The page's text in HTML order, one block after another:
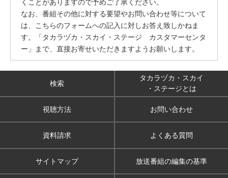
くことがありますので予めご了承ください。
なお、番組その他に対する要望やお問い合わせ等について
は、こちらのフォームへの記入に対しお答え致しかねま
す。「タカラヅカ・スカイ・ステージ カスタマーセンタ
ー」まで、直接お寄せいただきますようお願いします。
検索
タカラヅカ・スカイ
・ステージとは
視聴方法 お問い合わせ
資料請求 よくある質問
サイトマップ 放送番組の編集の基準